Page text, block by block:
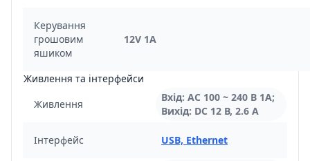
Керування
грошовим
яшиком
12V 1A
Живлення та інтерфейси
Живлення
Вхід: AC 100 ~ 240 В 1А;
Вихід: DC 12 В, 2.6 А
Інтерфейс USB, Ethernet